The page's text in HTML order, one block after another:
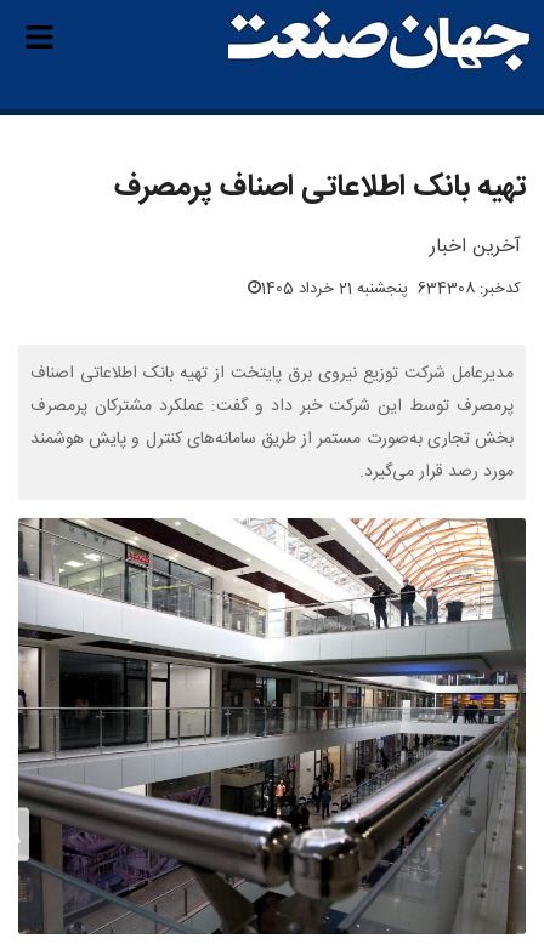
تهیه بانک اطلاعاتی اصناف پرمصرف
آخرین اخبار
کدخبر: 634308 پنجشنبه 21 خرداد 1405
مدیرعامل شرکت توزیع نیروی برق پایتخت از تهیه بانک اطلاعاتی اصناف
پرمصرف توسط این شرکت خبر داد و گفت: عملکرد مشترکان پرمصرف
بخش تجاری به‌صورت مستمر از طریق سامانه‌های کنترل و پایش هوشمند
مورد رصد قرار می‌گیرد.